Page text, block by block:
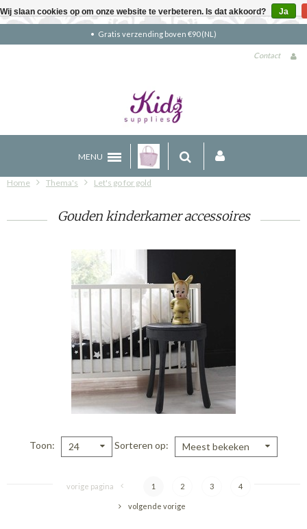
Gratis verzending boven €90 (NL)
Contact
MENU
Home Thema's Let's go for gold
Gouden kinderkamer accessoires
Toon 24 Sorteren op Meest bekeken
vorige pagina 1 2 3 4
volgende vorige
Wij slaan cookies op om onze website te verbeteren. Is dat akkoord? Ja